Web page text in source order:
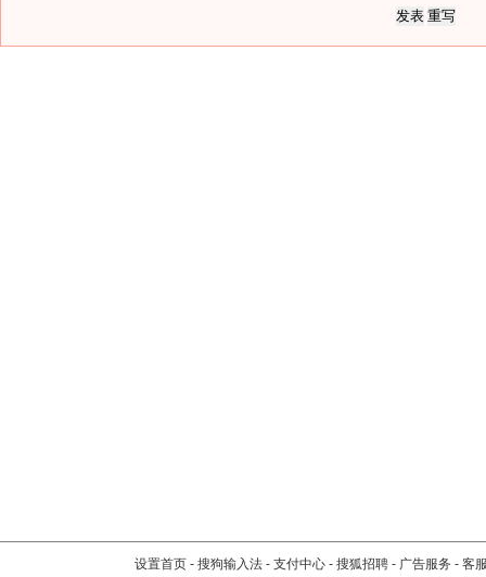
设置首页 - 搜狗输入法 - 支付中心 - 搜狐招聘 - 广告服务 - 客